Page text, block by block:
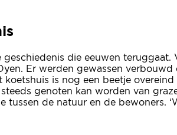
geschiedenis die eeuwen
Er werden gewassen
koetshuis is nog een beetje
genoten kan worden van
tussen de natuur en de bewoners.